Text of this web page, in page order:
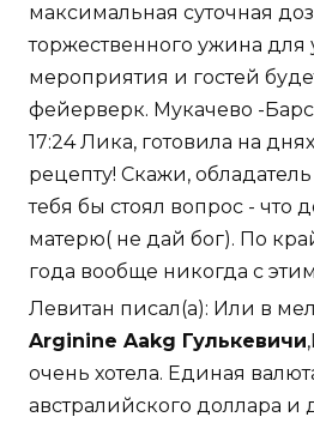
максимальная суточная
торжественного ужина для
мероприятия и гостей
фейерверк. Мукачево -
17:24 Лика, готовила на
рецепту! Скажи, обладатель
тебя бы стоял вопрос - что
матерю( не дай бог). По
года вообще никогда с
Левитан писал(а): Или в
Arginine Aakg Гулькевичи
очень хотела. Единая
австралийского доллара и